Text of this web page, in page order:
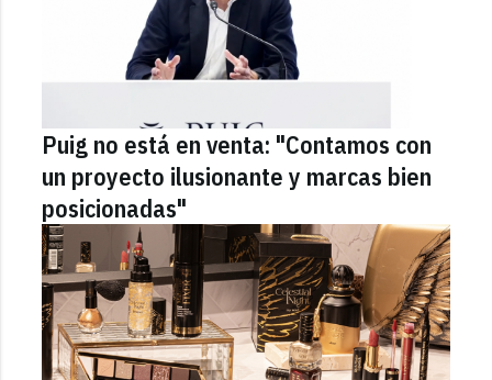
Puig no está en venta: "Contamos con
un proyecto ilusionante y marcas bien
posicionadas"